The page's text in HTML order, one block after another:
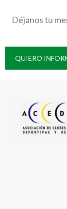
Déjanos tu
QUIERO